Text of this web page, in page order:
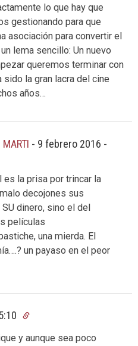
lo que hay que
gestionando para que
asociación para convertir el
lema sencillo: Un nuevo
queremos terminar con
sido la gran lacra del cine
años…
MARTI - 9 febrero 2016 -
la prisa por trincar la
decojones sus
dinero, sino el del
películas
una mierda. El
un payaso en el peor
y aunque sea poco